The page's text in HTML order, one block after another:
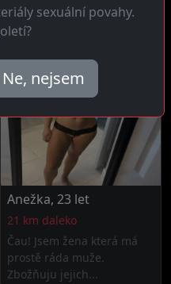
Anežka, 23 let
21 km daleko
Čau! Jsem žena která má
prostě ráda muže.
Zbožňuju jejich...
sexuální povahy.
Ne, nejsem